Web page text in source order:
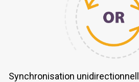
Synchronisation